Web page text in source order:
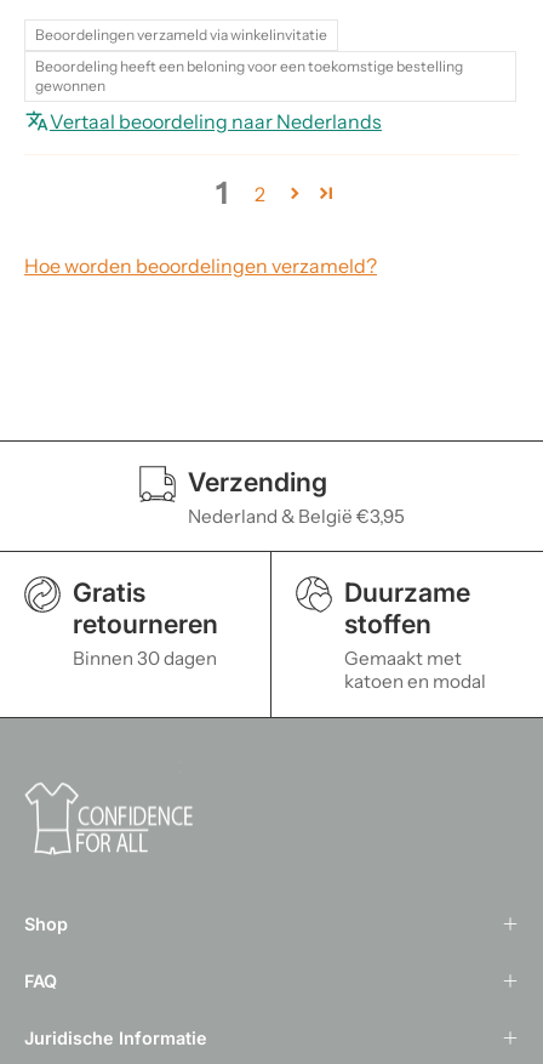
Beoordelingen verzameld via winkelinvitatie
Beoordeling heeft een beloning voor een toekomstige bestelling
gewonnen
Vertaal beoordeling naar Nederlands
1 2
Hoe worden beoordelingen verzameld?
Verzending
Nederland & België €3,95
Gratis
retourneren
Binnen 30 dagen
Duurzame
stoffen
Gemaakt met
katoen en modal
Shop
FAQ
Juridische Informatie